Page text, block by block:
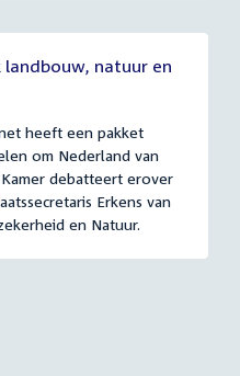
landbouw, natuur en
heeft een pakket
om Nederland van
debatteert erover
Erkens van
en Natuur.